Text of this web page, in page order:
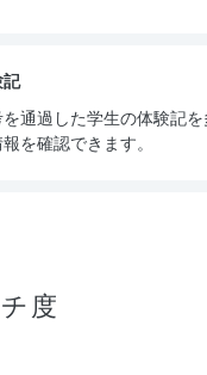
記
通過した学生の体験記
を確認できます。
度